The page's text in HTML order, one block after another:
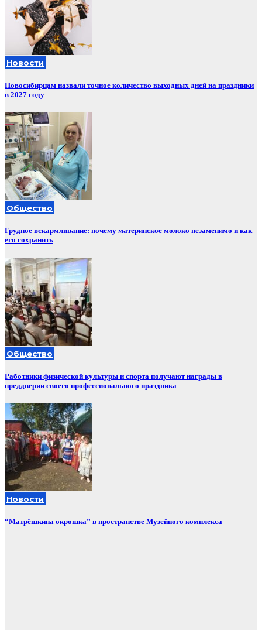
Новости
Новосибирцам назвали точное количество выходных дней на праздники
в 2027 году
Общество
Грудное вскармливание: почему материнское молоко незаменимо и как
его сохранить
Общество
Работники физической культуры и спорта получают награды в
преддверии своего профессионального праздника
Новости
“Матрёшкина окрошка” в пространстве Музейного комплекса